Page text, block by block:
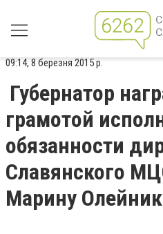
09:14, 8 березня 2015 р.
Губернатор
грамотой
обязанности
Славянского
Марину Олейник